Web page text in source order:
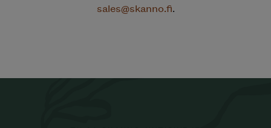
sales@skanno.fi.